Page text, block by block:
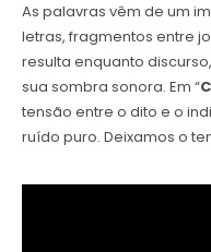
As palavras vêm de um
letras, fragmentos entre
resulta enquanto
sua sombra sonora. Em “
tensão entre o dito e o
ruído puro. Deixamos o